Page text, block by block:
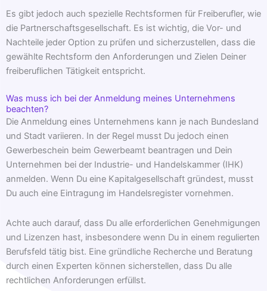
Es gibt jedoch auch spezielle Rechtsformen für Freiberufler, wie
die Partnerschaftsgesellschaft. Es ist wichtig, die Vor- und
Nachteile jeder Option zu prüfen und sicherzustellen, dass die
gewählte Rechtsform den Anforderungen und Zielen Deiner
freiberuflichen Tätigkeit entspricht.
Was muss ich bei der Anmeldung meines Unternehmens
beachten?
Die Anmeldung eines Unternehmens kann je nach Bundesland
und Stadt variieren. In der Regel musst Du jedoch einen
Gewerbeschein beim Gewerbeamt beantragen und Dein
Unternehmen bei der Industrie- und Handelskammer (IHK)
anmelden. Wenn Du eine Kapitalgesellschaft gründest, musst
Du auch eine Eintragung im Handelsregister vornehmen.
Achte auch darauf, dass Du alle erforderlichen Genehmigungen
und Lizenzen hast, insbesondere wenn Du in einem regulierten
Berufsfeld tätig bist. Eine gründliche Recherche und Beratung
durch einen Experten können sicherstellen, dass Du alle
rechtlichen Anforderungen erfüllst.